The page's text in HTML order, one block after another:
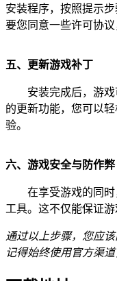
安装程序，按照提示
要您同意一些许可协议
五、更新游戏补丁
安装完成后，游
的更新功能，您可以
验。
六、游戏安全与防作弊
在享受游戏的同
工具。这不仅能保证
通过以上步骤，您应
记得始终使用官方渠